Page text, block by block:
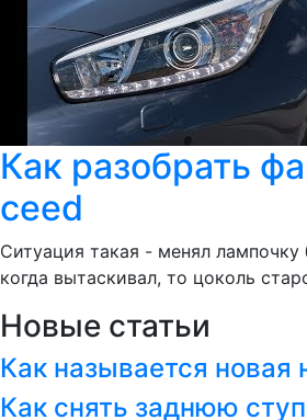
Как разобрать
ceed
Ситуация такая - менял лампочку
когда вытаскивал, то цоколь
Новые статьи
Как называется новая
Как снять заднюю